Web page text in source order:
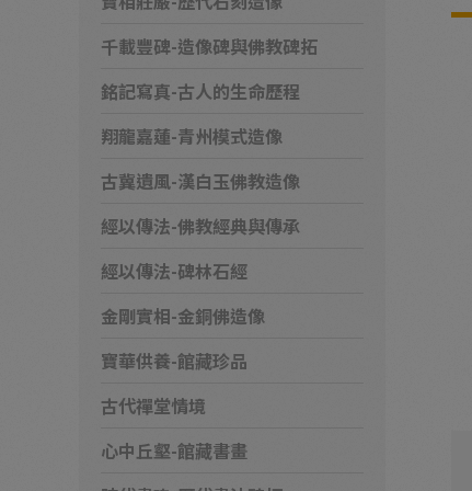
千載豐碑-造像碑與佛教碑拓
銘記寫真-古人的生命歷程
翔龍嘉蓮-青州模式造像
古冀遺風-漢白玉佛教造像
經以傳法-佛教經典與傳承
經以傳法-碑林石經
金剛實相-金銅佛造像
寶華供養-館藏珍品
古代禪堂情境
心中丘壑-館藏書畫